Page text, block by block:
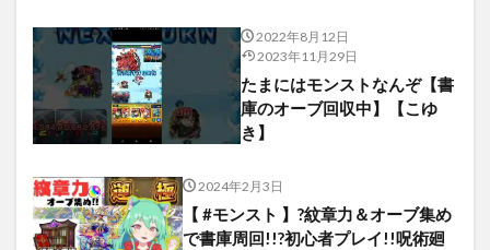
2022年8月12日
2023年11月29日
たまにはモンストなんぞ【書
庫のオーブ回収中】【こゆ
き】
2024年2月3日
【 #モンスト 】?紋章力＆オーブ集め
で書庫周回!!?初心者プレイ!!呪術廻